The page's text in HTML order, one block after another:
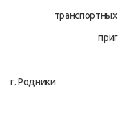
г. Родники "___"